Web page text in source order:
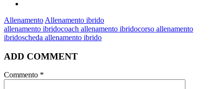
Allenamento Allenamento ibrido
allenamento ibridocoach allenamento ibridocorso allenamento
ibridoscheda allenamento ibrido
ADD COMMENT
Commento *